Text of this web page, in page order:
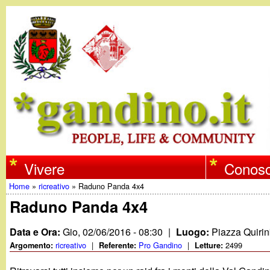
w
w
w
.
Vivere
Tu
sei
qui
Home »ricreativo » Raduno Panda 4x4
Raduno Panda 4x4
Data e Ora:Gio, 02/06/2016 - 08:30 | Luogo: Piazza
Argomento:ricreativo | Referente: Pro Gandino | Letture:2499